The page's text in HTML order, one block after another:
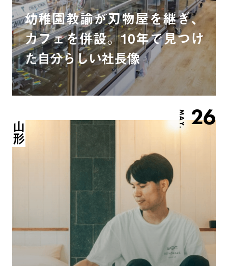
幼稚園教諭が刃物屋を継ぎ、
カフェを併設。10年で見つけ
た自分らしい社長像
MAY. 26
山形